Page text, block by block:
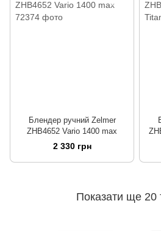
Блендер ручний Zelmer
ZHB4652 Vario 1400 max
2 330 грн
Показати ще 20